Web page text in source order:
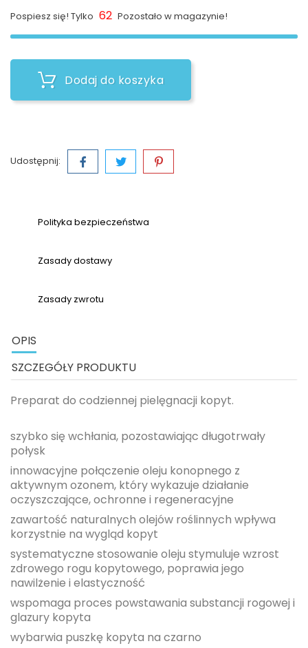
Pospiesz się! Tylko 62 Pozostało w magazynie!
Dodaj do koszyka
Udostępnij:
Polityka bezpieczeństwa
Zasady dostawy
Zasady zwrotu
OPIS
SZCZEGÓŁY PRODUKTU
Preparat do codziennej pielęgnacji kopyt.
szybko się wchłania, pozostawiając długotrwały
połysk
innowacyjne połączenie oleju konopnego z
aktywnym ozonem, który wykazuje działanie
oczyszczające, ochronne i regeneracyjne
zawartość naturalnych olejów roślinnych wpływa
korzystnie na wygląd kopyt
systematyczne stosowanie oleju stymuluje wzrost
zdrowego rogu kopytowego, poprawia jego
nawilżenie i elastyczność
wspomaga proces powstawania substancji rogowej i
glazury kopyta
wybarwia puszkę kopyta na czarno